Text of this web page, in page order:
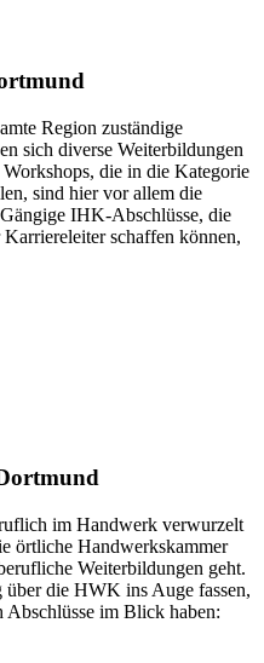
Region zuständige
sich diverse Weiterbildungen
die in die Kategorie
sind hier vor allem die
IHK-Abschlüsse, die
schaffen können,
im Handwerk verwurzelt
örtliche Handwerkskammer
Weiterbildungen geht.
die HWK ins Auge fassen,
Abschlüsse im Blick haben: